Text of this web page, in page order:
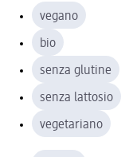
vegano
bio
senza glutine
senza lattosio
vegetariano